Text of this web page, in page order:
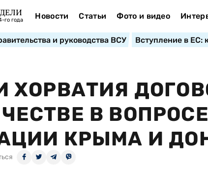
го года Новости Статьи Фото и видео
и руководства ВСУ Вступление в ЕС:
ХОРВАТИЯ
В ВОПРОСЕ
КРЫМА И